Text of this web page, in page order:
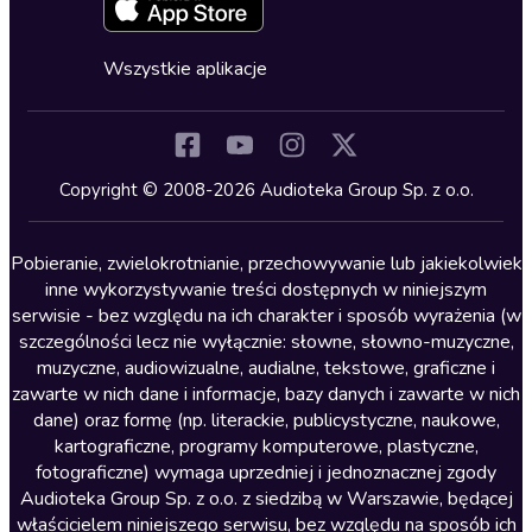
Kryminały
Lektury szkolne
Literatura anglojęzyczna
Literatura faktu
Literatura obyczajowa
Literatura piękna obca
Literatura piękna polska
Nagrania relaksacyjne
Nauka języków
Cykle audiobooków
Wszystkie aplikacje
Copyright © 2008-2026 Audioteka Group Sp. z o.o.
Pobieranie, zwielokrotnianie, przechowywanie lub jakiekolwiek
inne wykorzystywanie treści dostępnych w niniejszym
serwisie - bez względu na ich charakter i sposób wyrażenia (w
szczególności lecz nie wyłącznie: słowne, słowno-muzyczne,
muzyczne, audiowizualne, audialne, tekstowe, graficzne i
zawarte w nich dane i informacje, bazy danych i zawarte w nich
dane) oraz formę (np. literackie, publicystyczne, naukowe,
kartograficzne, programy komputerowe, plastyczne,
fotograficzne) wymaga uprzedniej i jednoznacznej zgody
Audioteka Group Sp. z o.o. z siedzibą w Warszawie, będącej
właścicielem niniejszego serwisu, bez względu na sposób ich